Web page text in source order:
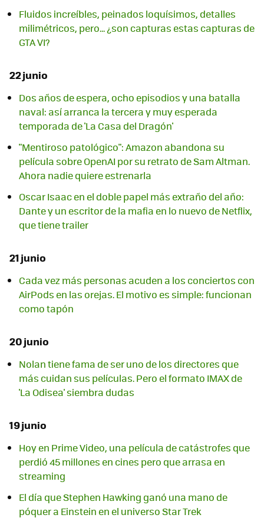
Fluidos increíbles, peinados loquísimos, detalles
milimétricos, pero... ¿son capturas estas capturas de
GTA VI?
22 junio
Dos años de espera, ocho episodios y una batalla
naval: así arranca la tercera y muy esperada
temporada de 'La Casa del Dragón'
"Mentiroso patológico": Amazon abandona su
película sobre OpenAI por su retrato de Sam Altman.
Ahora nadie quiere estrenarla
Oscar Isaac en el doble papel más extraño del año:
Dante y un escritor de la mafia en lo nuevo de Netflix,
que tiene trailer
21 junio
Cada vez más personas acuden a los conciertos con
AirPods en las orejas. El motivo es simple: funcionan
como tapón
20 junio
Nolan tiene fama de ser uno de los directores que
más cuidan sus películas. Pero el formato IMAX de
'La Odisea' siembra dudas
19 junio
Hoy en Prime Video, una película de catástrofes que
perdió 45 millones en cines pero que arrasa en
streaming
El día que Stephen Hawking ganó una mano de
póquer a Einstein en el universo Star Trek